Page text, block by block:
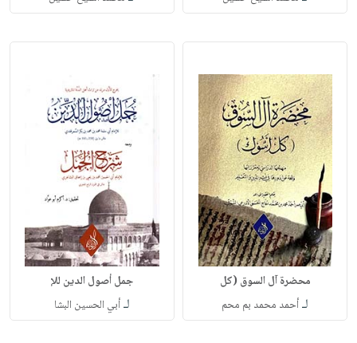
محضرة آل السوق (كل
لـأحمد محمد بم محم
جمل أصول الدين للإ
لـأبي الحسين البشا